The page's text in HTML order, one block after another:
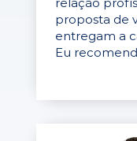
proposta de
entregam a
Eu